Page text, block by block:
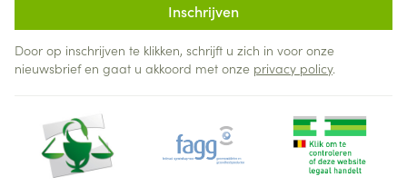
Inschrijven
Door op inschrijven te klikken, schrijft u zich in voor onze
nieuwsbrief en gaat u akkoord met onze privacy policy.